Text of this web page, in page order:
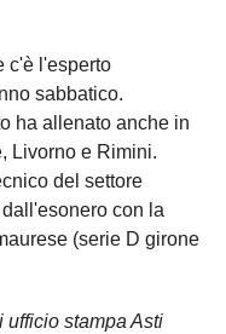
c'è l'esperto
sabbatico.
ha allenato anche in
Livorno e Rimini.
del settore
con la
(serie D girone
stampa Asti